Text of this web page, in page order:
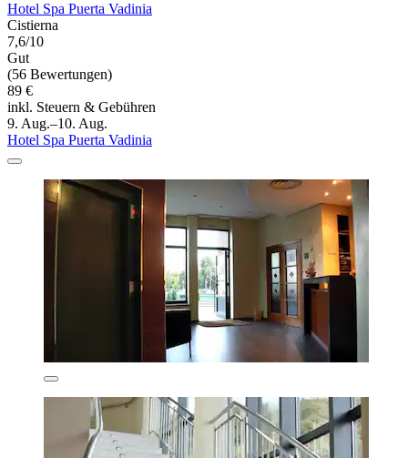
Hotel Spa Puerta Vadinia
Cistierna
7,6/10
Gut
(56 Bewertungen)
89 €
inkl. Steuern & Gebühren
9. Aug.–10. Aug.
Hotel Spa Puerta Vadinia